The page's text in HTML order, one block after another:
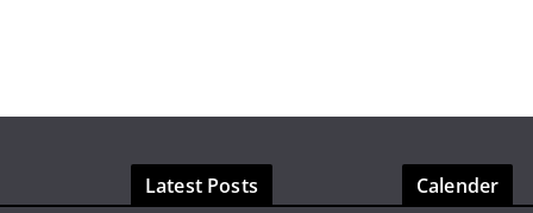
Latest Posts Calender